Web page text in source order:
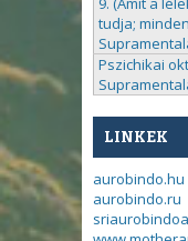
tudja;
Pszichikai
LINKEK
aurobindo.hu
aurobindo.ru